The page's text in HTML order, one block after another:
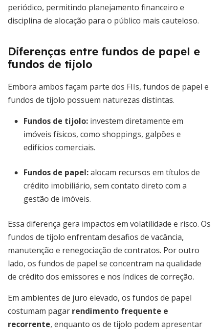
periódico, permitindo planejamento financeiro e
disciplina de alocação para o público mais cauteloso.
Diferenças entre fundos de papel e
fundos de tijolo
Embora ambos façam parte dos FIIs, fundos de papel e
fundos de tijolo possuem naturezas distintas.
Fundos de tijolo: investem diretamente em
imóveis físicos, como shoppings, galpões e
edifícios comerciais.
Fundos de papel:alocam recursos em títulos de
crédito imobiliário, sem contato direto com a
gestão de imóveis.
Essa diferença gera impactos em volatilidade e risco. Os
fundos de tijolo enfrentam desafios de vacância,
manutenção e renegociação de contratos. Por outro
lado, os fundos de papel se concentram na qualidade
de crédito dos emissores e nos índices de correção.
Em ambientes de juro elevado, os fundos de papel
costumam pagar rendimento frequente e
recorrente, enquanto os de tijolo podem apresentar